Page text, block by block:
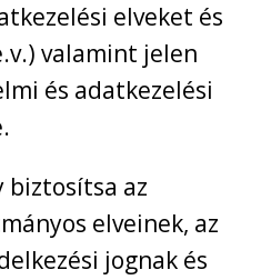
elveket és
valamint jelen
és adatkezelési
biztosítsa az
elveinek, az
jognak és